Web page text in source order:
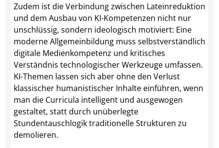
Zudem ist die Verbindung zwischen Lateinreduktion
und dem Ausbau von KI-Kompetenzen nicht nur
unschlüssig, sondern ideologisch motiviert: Eine
moderne Allgemeinbildung muss selbstverständlich
digitale Medienkompetenz und kritisches
Verständnis technologischer Werkzeuge umfassen.
KI-Themen lassen sich aber ohne den Verlust
klassischer humanistischer Inhalte einführen, wenn
man die Curricula intelligent und ausgewogen
gestaltet, statt durch unüberlegte
Stundentauschlogik traditionelle Strukturen zu
demolieren.